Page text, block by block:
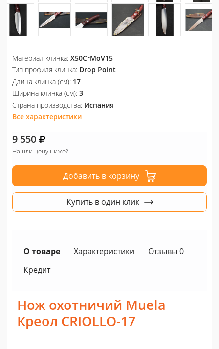
Материал клинка: X50CrMoV15
Тип профиля клинка: Drop Point
Длина клинка (см): 17
Ширина клинка (см): 3
Страна производства: Испания
Все характеристики
9 550
Нашли цену ниже?
Добавить в корзину
Купить в один клик
О товаре Характеристики
Отзывы 0
Кредит
Нож охотничий Muela
Креол CRIOLLO-17